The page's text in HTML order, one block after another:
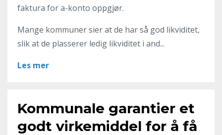
faktura for a-konto oppgjør.
Mange kommuner sier at de har så god likviditet,
slik at de plasserer ledig likviditet i and...
Les mer
Kommunale garantier et
godt virkemiddel for å få